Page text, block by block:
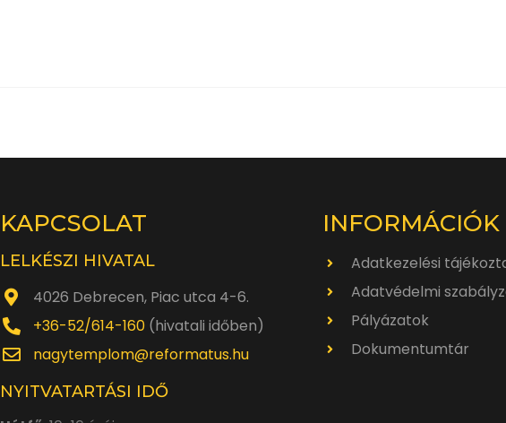
KAPCSOLAT
LELKÉSZI HIVATAL
4026 Debrecen, Piac utca 4-6.
+36-52/614-160 (hivatali időben)
nagytemplom@reformatus.hu
NYITVATARTÁSI IDŐ
INFORMÁCIÓK
Adatkezelési
Adatvédelmi
Pályázatok
Dokumentumtár